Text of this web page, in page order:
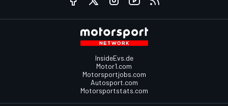
InsideEvs.de
Motor1.com
Motorsportjobs.com
Autosport.com
Motorsportstats.com